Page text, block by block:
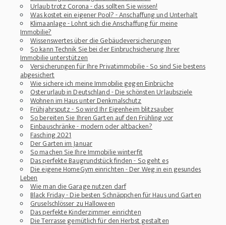
Urlaub trotz Corona - das sollten Sie wissen!
Was kostet ein eigener Pool? - Anschaffung und Unterhalt
Klimaanlage - Lohnt sich die Anschaffung für meine
Immobilie?
Wissenswertes über die Gebäudeversicherungen
So kann Technik Sie bei der Einbruchsicherung Ihrer
Immobilie unterstützen
Versicherungen für Ihre Privatimmobilie - So sind Sie bestens
abgesichert
Wie sichere ich meine Immobilie gegen Einbrüche
Osterurlaub in Deutschland - Die schönsten Urlaubsziele
Wohnen im Haus unter Denkmalschutz
Frühjahrsputz - So wird Ihr Eigenheim blitzsauber
So bereiten Sie Ihren Garten auf den Frühling vor
Einbauschränke - modern oder altbacken?
Fasching 2021
Der Garten im Januar
So machen Sie Ihre Immobilie winterfit
Das perfekte Baugrundstück finden - So geht es
Die eigene HomeGym einrichten - Der Weg in ein gesundes
Leben
Wie man die Garage nutzen darf
Black Friday - Die besten Schnäppchen für Haus und Garten
Gruselschlösser zu Halloween
Das perfekte Kinderzimmer einrichten
Die Terrasse gemütlich für den Herbst gestalten